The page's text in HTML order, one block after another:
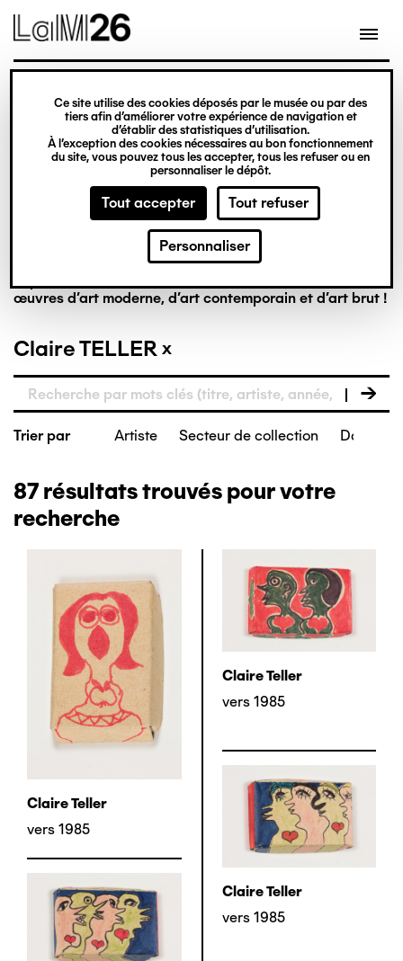
Gestion des cookies
Ce site utilise des cookies déposés par le musée ou par des
tiers afin d’améliorer votre expérience de navigation et
d’établir des statistiques d’utilisation.
À l’exception des cookies nécessaires au bon fonctionnement
du site, vous pouvez tous les accepter, tous les refuser ou en
personnaliser le dépôt.
Tout accepter Tout refuser
Personnaliser
La collection en
ligne
Riche de plus de 8 000 œuvres, la collection du LaM est
œuvres d’art moderne, d’art contemporain et d’art brut !
Claire TELLER
Trier par Artiste Secteur de collection Date de
87 résultats trouvés pour votre
recherche
Claire Teller
vers 1985
Claire Teller
vers 1985
Claire Teller
vers 1985